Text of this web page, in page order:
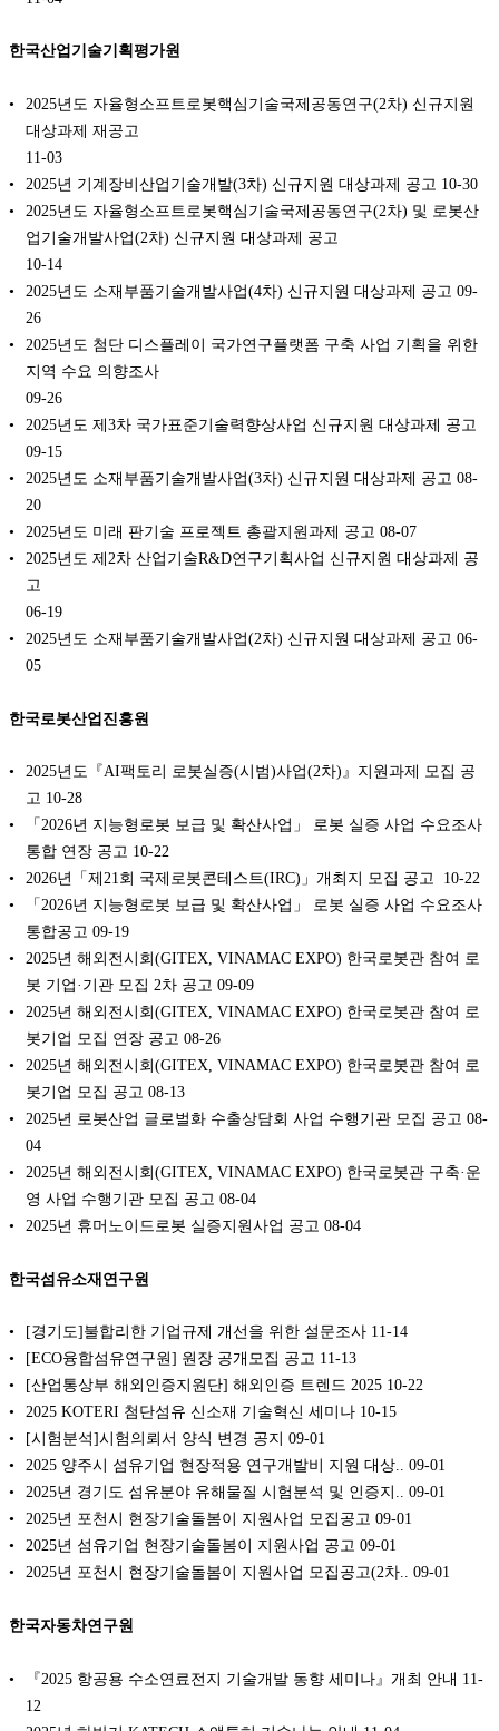
한국산업기술기획평가원
2025년도 자율형소프트로봇핵심기술국제공동연구(2차) 신규지원
대상과제 재공고
11-03
2025년 기계장비산업기술개발(3차) 신규지원 대상과제 공고 10-30
2025년도 자율형소프트로봇핵심기술국제공동연구(2차) 및 로봇산
업기술개발사업(2차) 신규지원 대상과제 공고
10-14
2025년도 소재부품기술개발사업(4차) 신규지원 대상과제 공고 09-
26
2025년도 첨단 디스플레이 국가연구플랫폼 구축 사업 기획을 위한
지역 수요 의향조사
09-26
2025년도 제3차 국가표준기술력향상사업 신규지원 대상과제 공고
09-15
2025년도 소재부품기술개발사업(3차) 신규지원 대상과제 공고 08-
20
2025년도 미래 판기술 프로젝트 총괄지원과제 공고 08-07
2025년도 제2차 산업기술R&D연구기획사업 신규지원 대상과제 공
고
06-19
2025년도 소재부품기술개발사업(2차) 신규지원 대상과제 공고 06-
05
한국로봇산업진흥원
2025년도『AI팩토리 로봇실증(시범)사업(2차)』지원과제 모집 공
고 10-28
「2026년 지능형로봇 보급 및 확산사업」 로봇 실증 사업 수요조사
통합 연장 공고 10-22
2026년「제21회 국제로봇콘테스트(IRC)」개최지 모집 공고 10-22
「2026년 지능형로봇 보급 및 확산사업」 로봇 실증 사업 수요조사
통합공고 09-19
2025년 해외전시회(GITEX, VINAMAC EXPO) 한국로봇관 참여 로
봇 기업·기관 모집 2차 공고 09-09
2025년 해외전시회(GITEX, VINAMAC EXPO) 한국로봇관 참여 로
봇기업 모집 연장 공고 08-26
2025년 해외전시회(GITEX, VINAMAC EXPO) 한국로봇관 참여 로
봇기업 모집 공고 08-13
2025년 로봇산업 글로벌화 수출상담회 사업 수행기관 모집 공고 08-
04
2025년 해외전시회(GITEX, VINAMAC EXPO) 한국로봇관 구축·운
영 사업 수행기관 모집 공고 08-04
2025년 휴머노이드로봇 실증지원사업 공고 08-04
한국섬유소재연구원
[경기도]불합리한 기업규제 개선을 위한 설문조사 11-14
[ECO융합섬유연구원] 원장 공개모집 공고 11-13
[산업통상부 해외인증지원단] 해외인증 트렌드 2025 10-22
2025 KOTERI 첨단섬유 신소재 기술혁신 세미나 10-15
[시험분석]시험의뢰서 양식 변경 공지 09-01
2025 양주시 섬유기업 현장적용 연구개발비 지원 대상.. 09-01
2025년 경기도 섬유분야 유해물질 시험분석 및 인증지.. 09-01
2025년 포천시 현장기술돌봄이 지원사업 모집공고 09-01
2025년 섬유기업 현장기술돌봄이 지원사업 공고 09-01
2025년 포천시 현장기술돌봄이 지원사업 모집공고(2차.. 09-01
한국자동차연구원
『2025 항공용 수소연료전지 기술개발 동향 세미나』개최 안내 11-
12